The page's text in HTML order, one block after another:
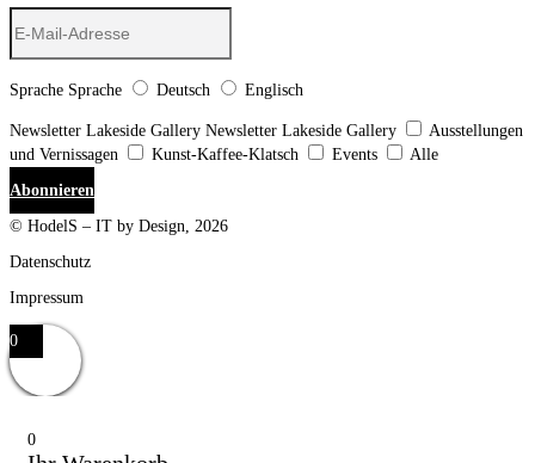
Sprache Sprache Deutsch Englisch
Newsletter Lakeside Gallery Newsletter Lakeside Gallery
Ausstellungen
und Vernissagen
Kunst-Kaffee-Klatsch Events
Alle
Abonnieren
© HodelS – IT by Design, 2026
Datenschutz
Impressum
0
0